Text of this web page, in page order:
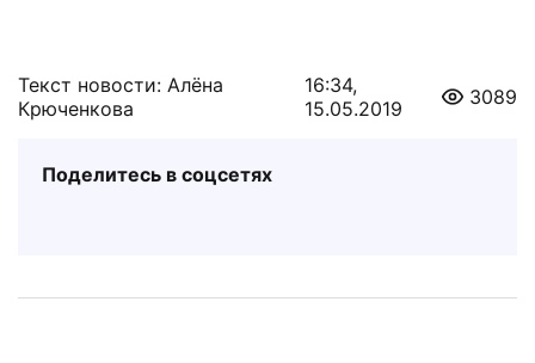
Текст новости: Алёна
Крюченкова
16:34,
15.05.2019
3089
Поделитесь в соцсетях